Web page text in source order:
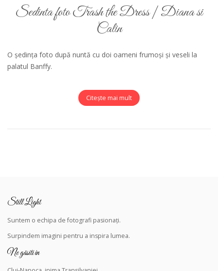
Sedinta foto Trash the Dress | Diana si
Calin
O ședința foto după nuntă cu doi oameni frumoși și veseli la
palatul Banffy.
Citește mai mult
Still Light
Suntem o echipa de fotografi pasionați.
Surpindem imagini pentru a inspira lumea.
Ne găsiti in